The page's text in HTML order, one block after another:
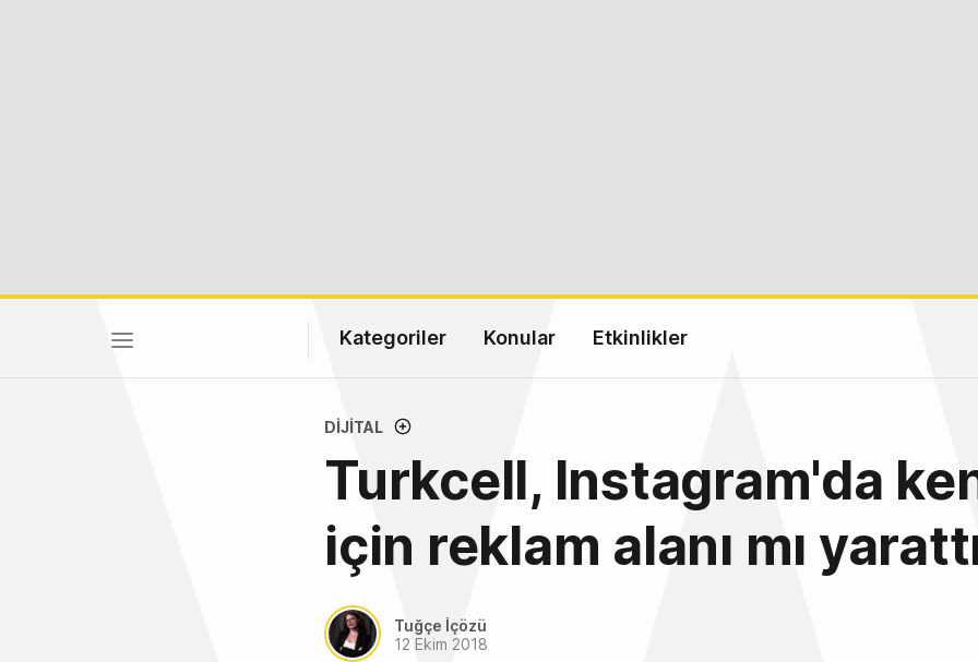
Kategoriler Konular Etkinlikler
DIJITAL
Turkcell, Instagram'da
için reklam alanı mı
Tuğçe İçözü
12 Ekim 2018